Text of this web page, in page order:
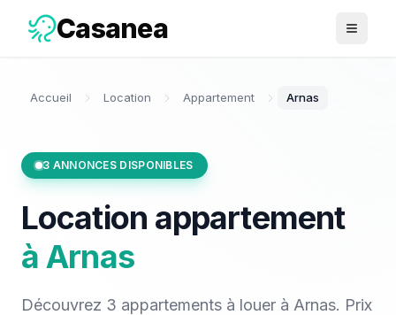
Casanea Ouvrir
Accueil Location Appartement Arnas
3 ANNONCES DISPONIBLES
Location appartement
àArnas
Découvrez 3 appartements à louer à Arnas. Prix